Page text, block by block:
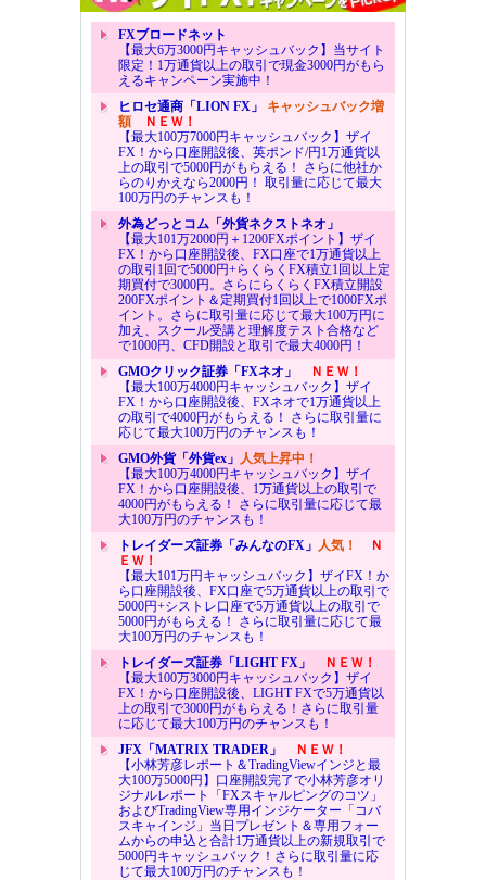
FXブロードネット
【最大6万3000円キャッシュバック】当サイト
限定！1万通貨以上の取引で現金3000円がもら
えるキャンペーン実施中！
ヒロセ通商「LION FX」 キャッシュバック増
額ＮＥＷ！
【最大100万7000円キャッシュバック】ザイ
FX！から口座開設後、英ポンド/円1万通貨以
上の取引で5000円がもらえる！ さらに他社か
らのりかえなら2000円！ 取引量に応じて最大
100万円のチャンスも！
外為どっとコム「外貨ネクストネオ」
【最大101万2000円＋1200FXポイント】ザイ
FX！から口座開設後、FX口座で1万通貨以上
の取引1回で5000円+らくらくFX積立1回以上定
期買付で3000円。さらにらくらくFX積立開設
200FXポイント＆定期買付1回以上で1000FXポ
イント。さらに取引量に応じて最大100万円に
加え、スクール受講と理解度テスト合格など
で1000円、CFD開設と取引で最大4000円！
GMOクリック証券「FXネオ」
ＮＥＷ！
【最大100万4000円キャッシュバック】ザイ
FX！から口座開設後、FXネオで1万通貨以上
の取引で4000円がもらえる！ さらに取引量に
応じて最大100万円のチャンスも！
GMO外貨「外貨ex」 人気上昇中！
【最大100万4000円キャッシュバック】ザイ
FX！から口座開設後、1万通貨以上の取引で
4000円がもらえる！ さらに取引量に応じて最
大100万円のチャンスも！
トレイダーズ証券「みんなのFX」 人気！
Ｎ
ＥＷ！
【最大101万円キャッシュバック】ザイFX！か
ら口座開設後、FX口座で5万通貨以上の取引で
5000円+シストレ口座で5万通貨以上の取引で
5000円がもらえる！ さらに取引量に応じて最
大100万円のチャンスも！
トレイダーズ証券「LIGHT FX」
ＮＥＷ！
【最大100万3000円キャッシュバック】ザイ
FX！から口座開設後、LIGHT FXで5万通貨以
上の取引で3000円がもらえる！さらに取引量
に応じて最大100万円のチャンスも！
JFX「MATRIX TRADER」
ＮＥＷ！
【小林芳彦レポート＆TradingViewインジと最
大100万5000円】口座開設完了で小林芳彦オリ
ジナルレポート「FXスキャルピングのコツ」
およびTradingView専用インジケーター「コバ
スキャインジ」当日プレゼント＆専用フォー
ムからの申込と合計1万通貨以上の新規取引で
5000円キャッシュバック！さらに取引量に応
じて最大100万円のチャンスも！